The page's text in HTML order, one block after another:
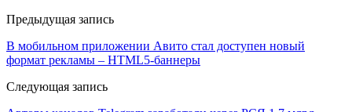
Предыдущая запись
В мобильном приложении Авито стал доступен новый
формат рекламы – HTML5-баннеры
Следующая запись